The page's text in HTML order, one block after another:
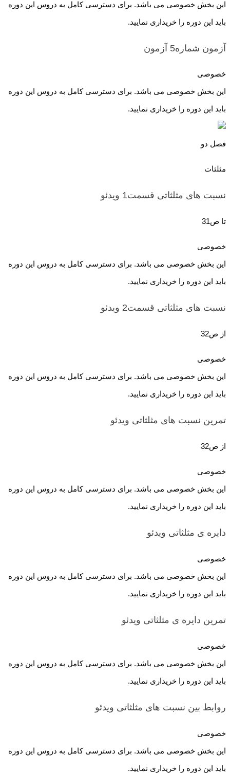
این بخش خصوصی می باشد. برای دسترسی کامل به دروس این دوره
باید این دوره را خریداری نمایید.
آزمون شماره5 آزمون
خصوصی
این بخش خصوصی می باشد. برای دسترسی کامل به دروس این دوره
باید این دوره را خریداری نمایید.
فصل دو
مثلثات
نسبت های مثلثاتی قسمت1 ویدئو
تا ص31
خصوصی
این بخش خصوصی می باشد. برای دسترسی کامل به دروس این دوره
باید این دوره را خریداری نمایید.
نسبت های مثلثاتی قسمت2 ویدئو
از ص32
خصوصی
این بخش خصوصی می باشد. برای دسترسی کامل به دروس این دوره
باید این دوره را خریداری نمایید.
تمرین نسبت های مثلثاتی ویدئو
از ص32
خصوصی
این بخش خصوصی می باشد. برای دسترسی کامل به دروس این دوره
باید این دوره را خریداری نمایید.
دایره ی مثلثاتی ویدئو
خصوصی
این بخش خصوصی می باشد. برای دسترسی کامل به دروس این دوره
باید این دوره را خریداری نمایید.
تمرین دایره ی مثلثاتی ویدئو
خصوصی
این بخش خصوصی می باشد. برای دسترسی کامل به دروس این دوره
باید این دوره را خریداری نمایید.
روابط بین نسبت های مثلثاتی ویدئو
خصوصی
این بخش خصوصی می باشد. برای دسترسی کامل به دروس این دوره
باید این دوره را خریداری نمایید.